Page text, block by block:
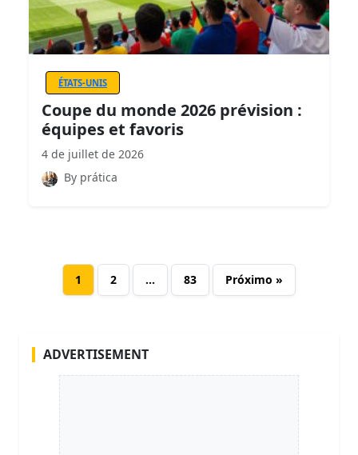
ÉTATS-UNIS
Coupe du monde 2026 prévision :
équipes et favoris
4 de juillet de 2026
By prática
1 2 … 83 Próximo »
ADVERTISEMENT